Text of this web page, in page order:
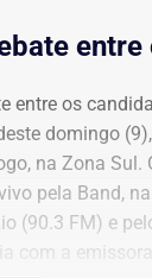
entre os
domingo
na Zona Sul.
pela Band,
(90.3 FM) e
com a emissora.